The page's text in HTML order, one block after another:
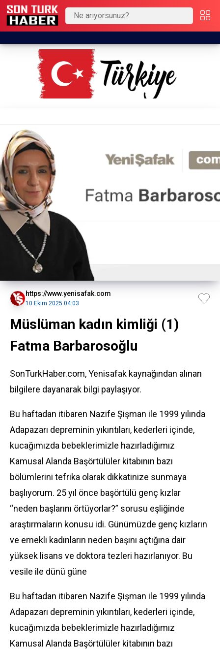
https://www.yenisafak.com
10 Ekim 2025 04:03
Müslüman kadın kimliği (1)
Fatma Barbarosoğlu
SonTurkHaber.com, Yenisafak kaynağından alınan
bilgilere dayanarak bilgi paylaşıyor.
Bu haftadan itibaren Nazife Şişman ile 1999 yılında
Adapazarı depreminin yıkıntıları, kederleri içinde,
kucağımızda bebeklerimizle hazırladığımız
Kamusal Alanda Başörtülüler kitabının bazı
bölümlerini tefrika olarak dikkatinize sunmaya
başlıyorum. 25 yıl önce başörtülü genç kızlar
“neden başlarını örtüyorlar?” sorusu eşliğinde
araştırmaların konusu idi. Günümüzde genç kızların
ve emekli kadınların neden başını açtığına dair
yüksek lisans ve doktora tezleri hazırlanıyor. Bu
vesile ile dünü güne
Bu haftadan itibaren Nazife Şişman ile 1999 yılında
Adapazarı depreminin yıkıntıları, kederleri içinde,
kucağımızda bebeklerimizle hazırladığımız
Kamusal Alanda Başörtülüler kitabının bazı